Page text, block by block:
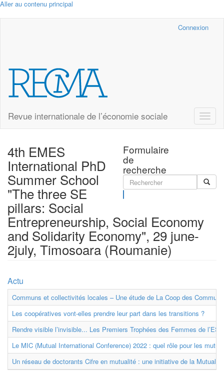
Aller au contenu principal
Connexion
Revue internationale de l’économie sociale
Toggle
Formulaire
de
recherche
4th EMES
International PhD
Summer School
"The three SE
pillars: Social
Entrepreneurship, Social Economy
and Solidarity Economy", 29 june-
2july, Timosoara (Roumanie)
Actu
Communs et collectivités locales – Une étude de La Coop des
Les coopératives vont-elles prendre leur part dans les transitions ?
Rendre visible l’invisible... Les Premiers Trophées des Femmes de
Le MIC (Mutual International Conference) 2022 : quel rôle pour les
Un réseau de doctorants Cifre en mutualité : une initiative de la